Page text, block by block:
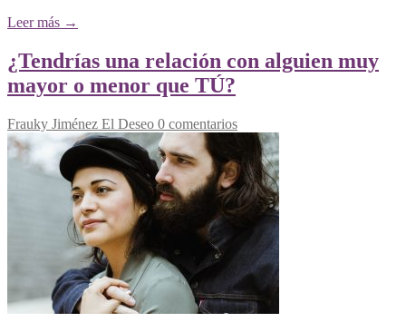
Leer más →
¿Tendrías una relación con alguien muy
mayor o menor que TÚ?
Frauky Jiménez El Deseo 0 comentarios